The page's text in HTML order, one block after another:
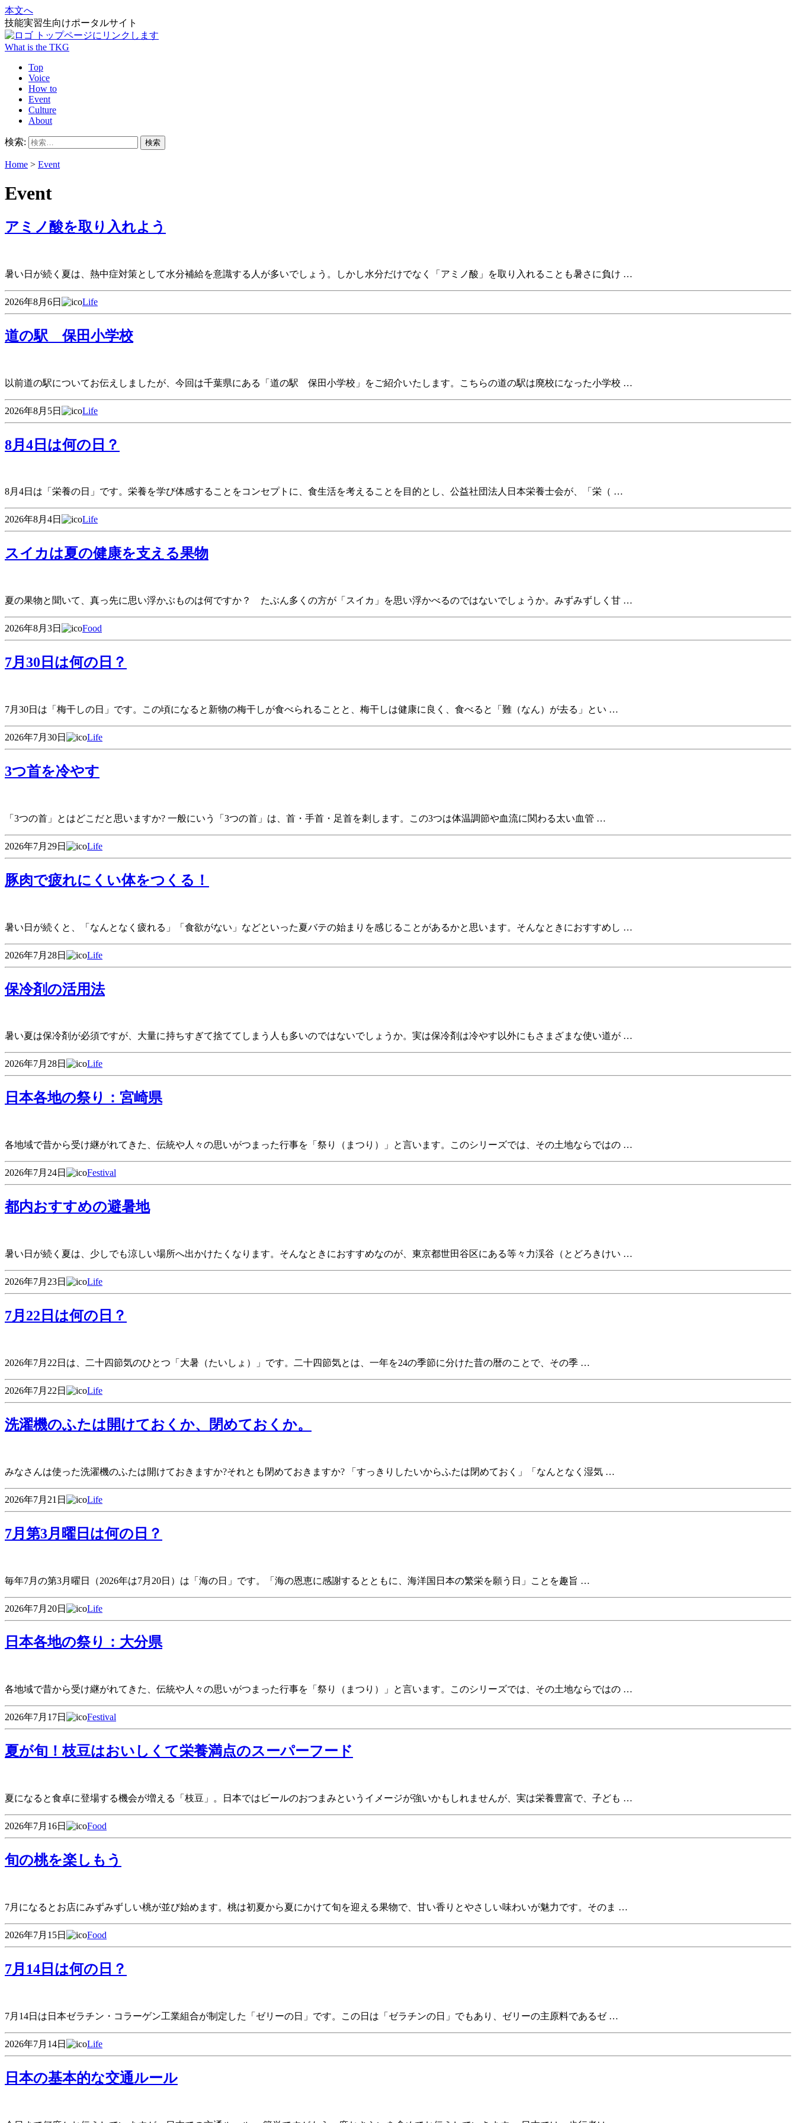
本文へ
技能実習生向けポータルサイト
What is the TKG
Top
Voice
How to
Event
Culture
About
検索:
Home > Event
Event
アミノ酸を取り入れよう
暑い日が続く夏は、熱中症対策として水分補給を意識する人が多いでしょう。しかし水分だけでなく「アミノ酸」を取り入れることも暑さに負け …
2026年8月6日 Life
道の駅 保田小学校
以前道の駅についてお伝えしましたが、今回は千葉県にある「道の駅 保田小学校」をご紹介いたします。こちらの道の駅は廃校になった小学校 …
2026年8月5日 Life
8月4日は何の日？
8月4日は「栄養の日」です。栄養を学び体感することをコンセプトに、食生活を考えることを目的とし、公益社団法人日本栄養士会が、「栄（ …
2026年8月4日 Life
スイカは夏の健康を支える果物
夏の果物と聞いて、真っ先に思い浮かぶものは何ですか？ たぶん多くの方が「スイカ」を思い浮かべるのではないでしょうか。みずみずしく甘 …
2026年8月3日 Food
7月30日は何の日？
7月30日は「梅干しの日」です。この頃になると新物の梅干しが食べられることと、梅干しは健康に良く、食べると「難（なん）が去る」とい …
2026年7月30日 Life
3つ首を冷やす
「3つの首」とはどこだと思いますか? 一般にいう「3つの首」は、首・手首・足首を刺します。この3つは体温調節や血流に関わる太い血管 …
2026年7月29日 Life
豚肉で疲れにくい体をつくる！
暑い日が続くと、「なんとなく疲れる」「食欲がない」などといった夏バテの始まりを感じることがあるかと思います。そんなときにおすすめし …
2026年7月28日 Life
保冷剤の活用法
暑い夏は保冷剤が必須ですが、大量に持ちすぎて捨ててしまう人も多いのではないでしょうか。実は保冷剤は冷やす以外にもさまざまな使い道が …
2026年7月28日 Life
日本各地の祭り：宮崎県
各地域で昔から受け継がれてきた、伝統や人々の思いがつまった行事を「祭り（まつり）」と言います。このシリーズでは、その土地ならではの …
2026年7月24日 Festival
都内おすすめの避暑地
暑い日が続く夏は、少しでも涼しい場所へ出かけたくなります。そんなときにおすすめなのが、東京都世田谷区にある等々力渓谷（とどろきけい …
2026年7月23日 Life
7月22日は何の日？
2026年7月22日は、二十四節気のひとつ「大暑（たいしょ）」です。二十四節気とは、一年を24の季節に分けた昔の暦のことで、その季 …
2026年7月22日 Life
洗濯機のふたは開けておくか、閉めておくか。
みなさんは使った洗濯機のふたは開けておきますか?それとも閉めておきますか? 「すっきりしたいからふたは閉めておく」「なんとなく湿気 …
2026年7月21日 Life
7月第3月曜日は何の日？
毎年7月の第3月曜日（2026年は7月20日）は「海の日」です。「海の恩恵に感謝するとともに、海洋国日本の繁栄を願う日」ことを趣旨 …
2026年7月20日 Life
日本各地の祭り：大分県
各地域で昔から受け継がれてきた、伝統や人々の思いがつまった行事を「祭り（まつり）」と言います。このシリーズでは、その土地ならではの …
2026年7月17日 Festival
夏が旬！枝豆はおいしくて栄養満点のスーパーフード
夏になると食卓に登場する機会が増える「枝豆」。日本ではビールのおつまみというイメージが強いかもしれませんが、実は栄養豊富で、子ども …
2026年7月16日 Food
旬の桃を楽しもう
7月になるとお店にみずみずしい桃が並び始めます。桃は初夏から夏にかけて旬を迎える果物で、甘い香りとやさしい味わいが魅力です。そのま …
2026年7月15日 Food
7月14日は何の日？
7月14日は日本ゼラチン・コラーゲン工業組合が制定した「ゼリーの日」です。この日は「ゼラチンの日」でもあり、ゼリーの主原料であるゼ …
2026年7月14日 Life
日本の基本的な交通ルール